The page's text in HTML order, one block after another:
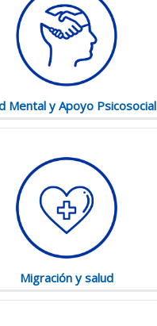
Mental y Apoyo Psicosocial
Migración y salud